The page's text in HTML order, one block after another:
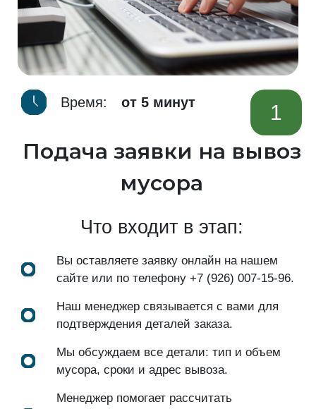
Время: от 5 минут 1
Подача заявки на вывоз
мусора
Что входит в этап:
Вы оставляете заявку онлайн на нашем
сайте или по телефону +7 (926) 007-15-96.
Наш менеджер связывается с вами для
подтверждения деталей заказа.
Мы обсуждаем все детали: тип и объем
мусора, сроки и адрес вывоза.
Менеджер помогает рассчитать